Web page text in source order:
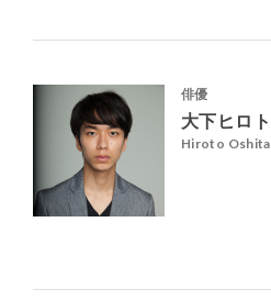
俳優
大下ヒロト
Hiroto Oshita